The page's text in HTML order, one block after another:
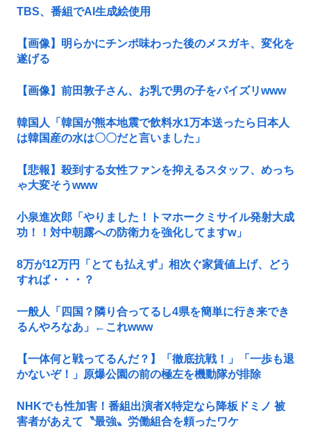
TBS、番組でAI生成絵使用
【画像】明らかにチンポ味わった後のメスガキ、変化を
遂げる
【画像】前田敦子さん、お乳で男の子をパイズリwww
韓国人「韓国が熊本地震で飲料水1万本送ったら日本人
は韓国産の水は〇〇だと言いました」
【悲報】殺到する女性ファンを抑えるスタッフ、めっち
ゃ大変そうwww
小泉進次郎「やりました！トマホークミサイル発射大成
功！！対中朝露への防衛力を強化してますw」
8万が12万円「とても払えず」相次ぐ家賃値上げ、どう
すれば・・・？
一般人「四国？隣り合ってるし4県を簡単に行き来でき
るんやろなあ」←これwww
【一体何と戦ってるんだ？】「徹底抗戦！」「一歩も退
かないぞ！」原爆公園の前の極左を機動隊が排除
NHKでも性加害！番組出演者X特定なら降板ドミノ 被
害者があえて〝最強〟労働組合を頼ったワケ